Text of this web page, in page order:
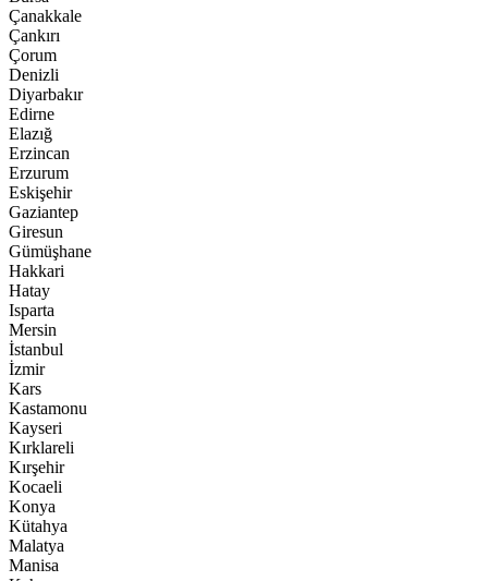
Çanakkale
Çankırı
Çorum
Denizli
Diyarbakır
Edirne
Elazığ
Erzincan
Erzurum
Eskişehir
Gaziantep
Giresun
Gümüşhane
Hakkari
Hatay
Isparta
Mersin
İstanbul
İzmir
Kars
Kastamonu
Kayseri
Kırklareli
Kırşehir
Kocaeli
Konya
Kütahya
Malatya
Manisa